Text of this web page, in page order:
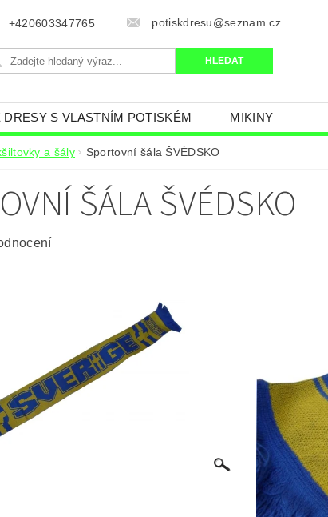
+420603347765 potiskdresu@seznam.cz
DRESY S VLASTNÍM POTISKÉM MIKINY
FOTBALOVÝ KOMPLET S VLASTNÍM JMÉNEM
KŠILTOVKA A ČEPICE KLUBY FOTBALOVÉ DRESY
a šály Sportovní šála ŠVÉDSKO
ŠÁLA ŠVÉDSKO